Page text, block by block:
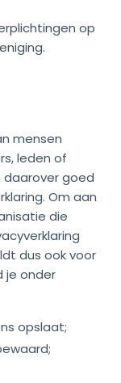
op
mensen
leden of
daarover goed
Om aan
die
dus ook voor
je onder
opslaat;